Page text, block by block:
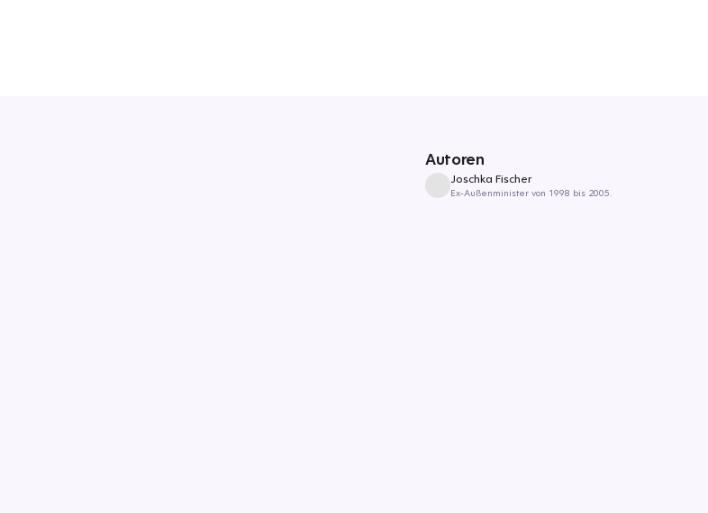
Autoren
Joschka Fischer
Ex-Außenminister von 1998 bis 2005.